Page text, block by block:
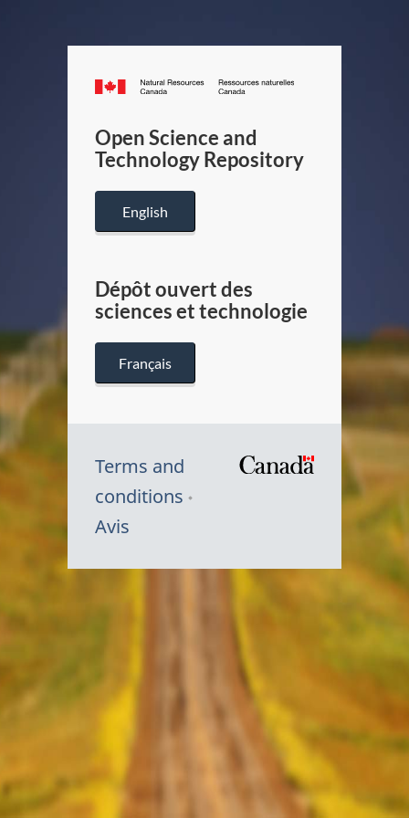
Canada.ca
/
Canada
Open Science and
Technology Repository
English
Dépôt ouvert des
sciences et technologie
Français
Terms and
conditions
Avis
Symbole
Canada